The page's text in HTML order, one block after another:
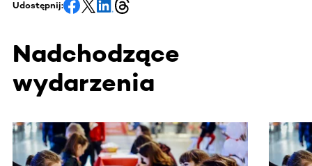
Udostępnij:
Nadchodzące
wydarzenia
Ta sekcja zawiera treści przewijane w poziomie. Użyj